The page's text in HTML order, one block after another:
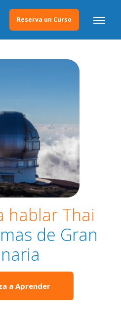
Reserva un Curso
hablar Thai
de Gran
a Aprender